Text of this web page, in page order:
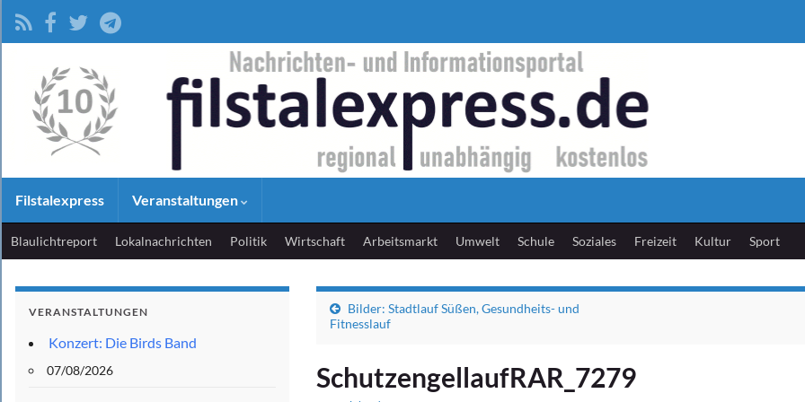
Filstalexpress Veranstaltungen
Blaulichtreport Lokalnachrichten Politik Wirtschaft Arbeitsmarkt Umwelt Schule Soziales Freizeit Kultur Sport
Bilder: Stadtlauf Süßen, Gesundheits- und
Fitnesslauf
SchutzengellaufRAR_7279
VERANSTALTUNGEN
Konzert: Die Birds Band
07/08/2026